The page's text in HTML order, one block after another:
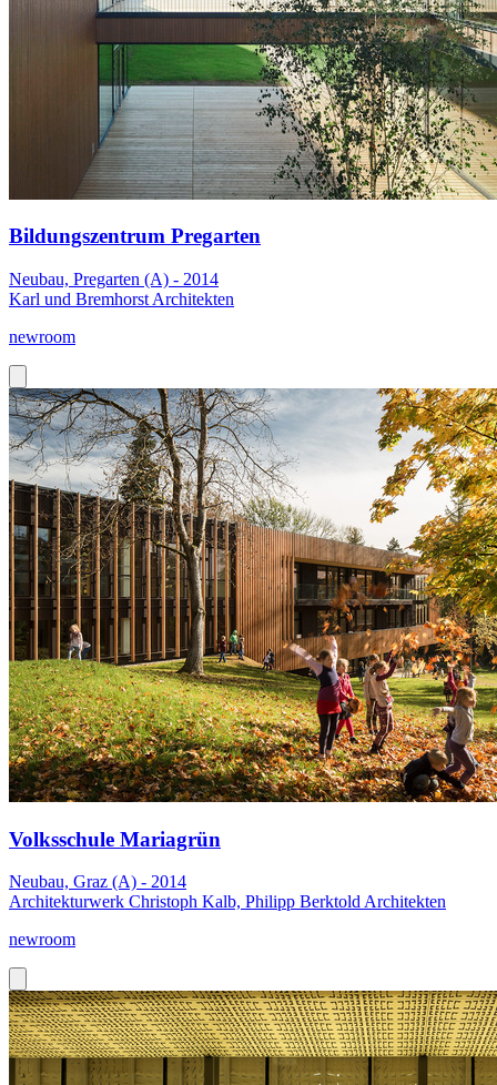
Bildungszentrum Pregarten
Neubau, Pregarten (A) - 2014
Karl und Bremhorst Architekten
newroom
Volksschule Mariagrün
Neubau, Graz (A) - 2014
Architekturwerk Christoph Kalb, Philipp Berktold Architekten
newroom